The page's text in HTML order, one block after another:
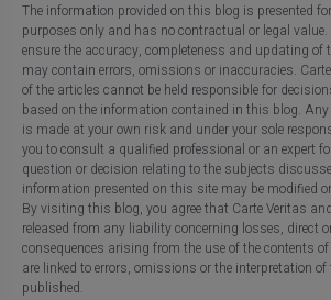
The information provided on this blog is presented
purposes only and has no contractual or legal
ensure the accuracy, completeness and updating of
may contain errors, omissions or inaccuracies.
of the articles cannot be held responsible for
based on the information contained in this blog.
is made at your own risk and under your sole
you to consult a qualified professional or an expert
question or decision relating to the subjects
information presented on this site may be modified
By visiting this blog, you agree that Carte Veritas
released from any liability concerning losses, direct
consequences arising from the use of the contents
are linked to errors, omissions or the interpretation
published.